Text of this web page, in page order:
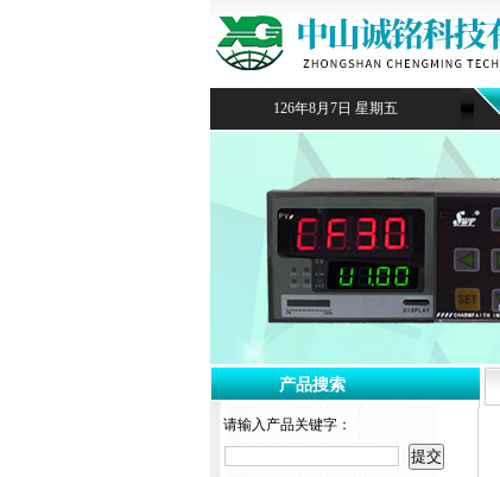
126年8月7日 星期五
产品搜索
请输入产品关键字：